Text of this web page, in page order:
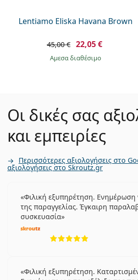
Lentiamo Eliska Havana Brown
45,00 € 22,05 €
άμεσα διαθέσιμο
Οι δικές σας
και εμπειρίες
Περισσότερες αξιολογήσεις στο
αξιολογήσεις στο Skroutz.gr
Φιλική εξυπηρέτηση. Ενημέρωση
της παραγγελίας. Έγκαιρη
συσκευασία
Φιλική εξυπηρέτηση.